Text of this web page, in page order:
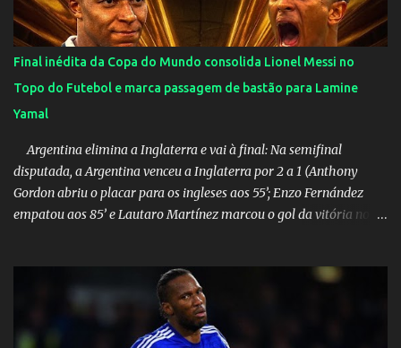
capital do Amazonas. "Fui até o local onde seria o show, divulguei
e no dia seguinte foi feita a live que eu não pude ir, porque estava
me sentindo mal", explicou Huma. A notícia da separação de
Gusttavo Lima e Andressa Suita foi divulgada no dia 9 de outubro.
A relação chegou ao fim após cinco anos e houve rumores de uma
suposta traição do canto...
Final inédita da Copa do Mundo consolida Lionel Messi no
Topo do Futebol e marca passagem de bastão para Lamine
Yamal
Argentina elimina a Inglaterra e vai à final: Na semifinal
disputada, a Argentina venceu a Inglaterra por 2 a 1 (Anthony
Gordon abriu o placar para os ingleses aos 55’; Enzo Fernández
empatou aos 85’ e Lautaro Martínez marcou o gol da vitória nos
Inglaterra durante o jogo.